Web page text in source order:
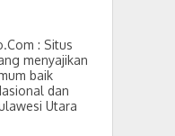
: Situs
menyajikan
baik
dan
Utara